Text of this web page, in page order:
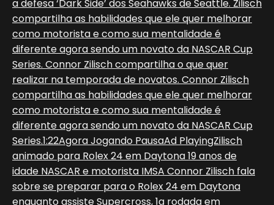
a defesa ‘Dark Side’ dos Seahawks de Seattle. Zilisch
compartilha as habilidades que ele quer melhorar
como motorista e como sua mentalidade é
diferente agora sendo um novato da NASCAR Cup
Series. Connor Zilisch compartilha o que quer
realizar na temporada de novatos. Connor Zilisch
compartilha as habilidades que ele quer melhorar
como motorista e como sua mentalidade é
diferente agora sendo um novato da NASCAR Cup
Series.1:22Agora Jogando PausaAd PlayingZilisch
animado para Rolex 24 em Daytona 19 anos de
idade NASCAR e motorista IMSA Connor Zilisch fala
sobre se preparar para o Rolex 24 em Daytona
enquanto assiste Supercross, 1a rodada em